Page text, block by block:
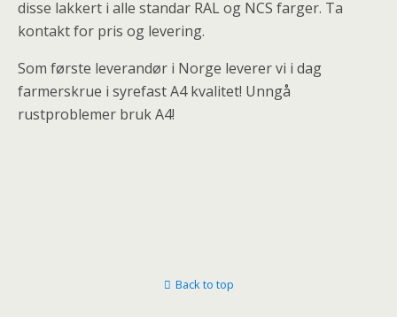
disse lakkert i alle standar RAL og NCS farger. Ta
kontakt for pris og levering.
Som første leverandør i Norge leverer vi i dag
farmerskrue i syrefast A4 kvalitet! Unngå
rustproblemer bruk A4!
Back to top